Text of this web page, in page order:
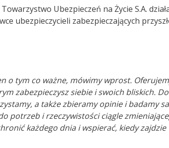
Ubezpieczeń na Życie S.A.
ubezpieczycieli zabezpieczających
o tym co ważne, mówimy wprost.
zabezpieczysz siebie i swoich bliskich.
a także zbieramy opinie i badamy
potrzeb i rzeczywistości ciągle
każdego dnia i wspierać, kiedy zajdzie